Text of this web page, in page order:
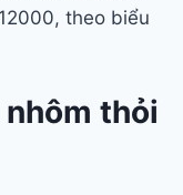
theo biểu
thỏi